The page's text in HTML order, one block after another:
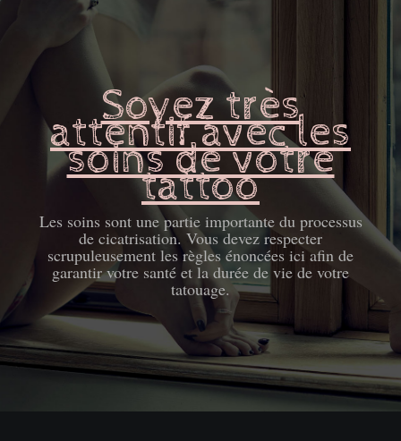
Soyez très
attentif avec les
soins de votre
tattoo
Les soins sont une partie importante du processus
de cicatrisation. Vous devez respecter
scrupuleusement les règles énoncées ici afin de
garantir votre santé et la durée de vie de votre
tatouage.